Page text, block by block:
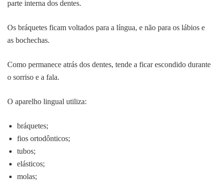
parte interna dos dentes.
Os bráquetes ficam voltados para a língua, e não para os lábios e
as bochechas.
Como permanece atrás dos dentes, tende a ficar escondido durante
o sorriso e a fala.
O aparelho lingual utiliza:
bráquetes;
fios ortodônticos;
tubos;
elásticos;
molas;